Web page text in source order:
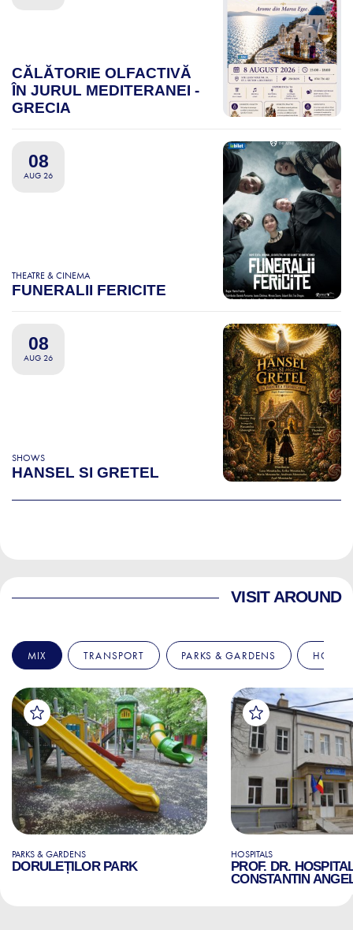
CĂLĂTORIE OLFACTIVĂ
ÎN JURUL MEDITERANEI -
GRECIA
08
AUG 26
THEATRE & CINEMA
FUNERALII FERICITE
08
AUG 26
SHOWS
HANSEL SI GRETEL
VISIT AROUND
MIX TRANSPORT PARKS & GARDENS
PARKS & GARDENS
DORULEȚILOR PARK
HOSPITALS
PROF. DR.
CONSTANTIN